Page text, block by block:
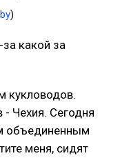
)
какой за
кукловодов.
- Чехия. Сегодня
объединенным
меня, сидят